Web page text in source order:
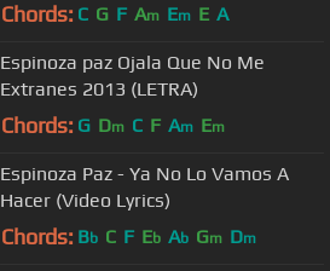
Chords: C G F Am Em E A
Espinoza paz Ojala Que No Me
Extranes 2013 (LETRA)
Chords: G Dm C F Am Em
Espinoza Paz - Ya No Lo Vamos A
Hacer (Video Lyrics)
Chords: Bb C F Eb Ab Gm Dm